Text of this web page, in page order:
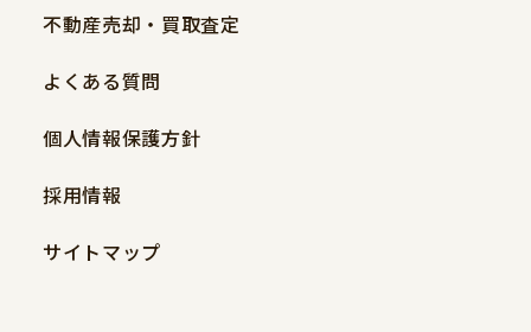
不動産売却・買取査定
よくある質問
個人情報保護方針
採用情報
サイトマップ